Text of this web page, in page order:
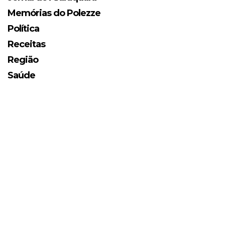
Memórias do Polezze
Política
Receitas
Região
Saúde